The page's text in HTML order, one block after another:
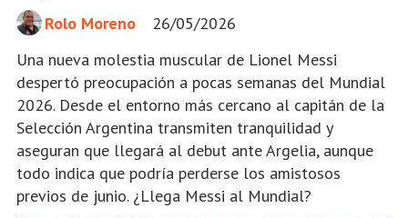
Una nueva molestia muscular de Lionel Messi
despertó preocupación a pocas semanas del Mundial
2026. Desde el entorno más cercano al capitán de la
Selección Argentina transmiten tranquilidad y
aseguran que llegará al debut ante Argelia, aunque
todo indica que podría perderse los amistosos
previos de junio. ¿Llega Messi al Mundial?
26/05/2026
Rolo Moreno